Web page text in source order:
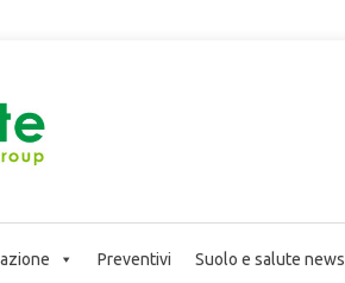
Preventivi Suolo e salute news